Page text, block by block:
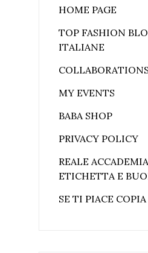
HOME PAGE
TOP FASHION
ITALIANE
COLLABORATIONS
MY EVENTS
BABA SHOP
PRIVACY POLICY
REALE
ETICHETTA E
SE TI PIACE